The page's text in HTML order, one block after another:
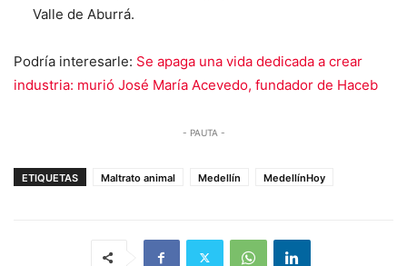
Valle de Aburrá.
Podría interesarle: Se apaga una vida dedicada a crear
industria: murió José María Acevedo, fundador de Haceb
- PAUTA -
ETIQUETAS Maltrato animal Medellín MedellínHoy